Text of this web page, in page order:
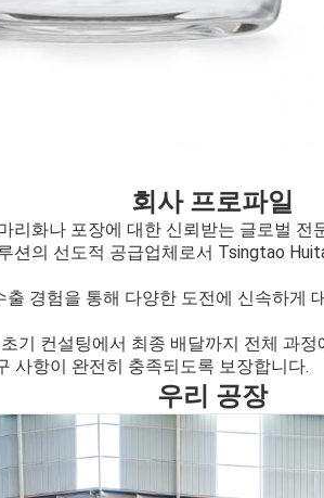
회사 프로파일
리화나 포장에 대한 신뢰받는 글로벌 전
션의 선도적 공급업체로서 Tsingtao
출 경험을 통해 다양한 도전에 신속하게
기 컨설팅에서 최종 배달까지 전체 과
사항이 완전히 충족되도록 보장합니다.
우리 공장